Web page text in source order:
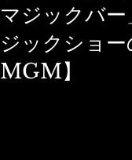
マジックバー
ジックショ
MGM】